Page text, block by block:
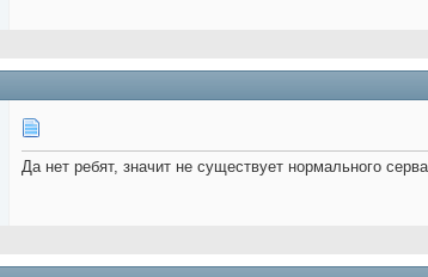
Да нет ребят, значит не существует нормального